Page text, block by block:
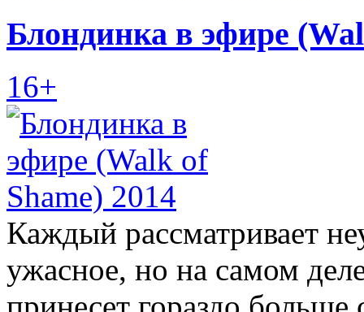
Блондинка в эфире
16+
Каждый рассматривает
ужасное, но на самом